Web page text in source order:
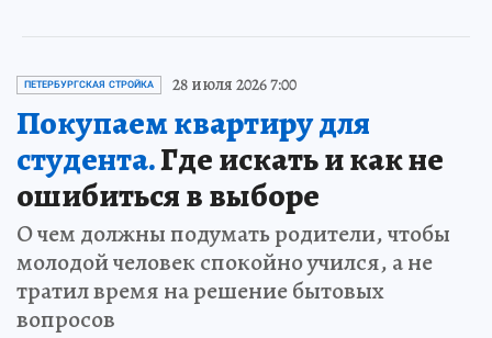
ПЕТЕРБУРГСКАЯ СТРОЙКА 28 июля 2026 7:00
Покупаем квартиру для
студента.Где искать и как не
ошибиться в выборе
О чем должны подумать родители, чтобы
молодой человек спокойно учился, а не
тратил время на решение бытовых
вопросов